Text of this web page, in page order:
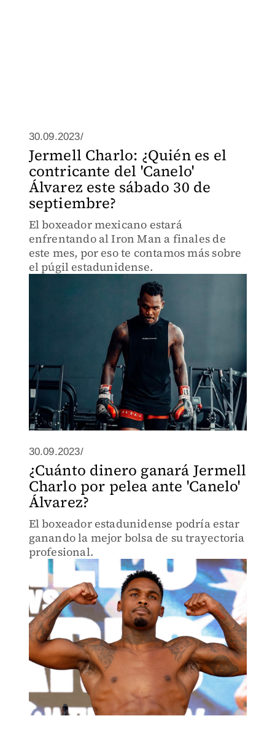
30.09.2023/
Jermell Charlo: ¿Quién es el
contricante del 'Canelo'
Álvarez este sábado 30 de
septiembre?
El boxeador mexicano estará
enfrentando al Iron Man a finales de
este mes, por eso te contamos más sobre
el púgil estadunidense.
30.09.2023/
¿Cuánto dinero ganará Jermell
Charlo por pelea ante 'Canelo'
Álvarez?
El boxeador estadunidense podría estar
ganando la mejor bolsa de su trayectoria
profesional.